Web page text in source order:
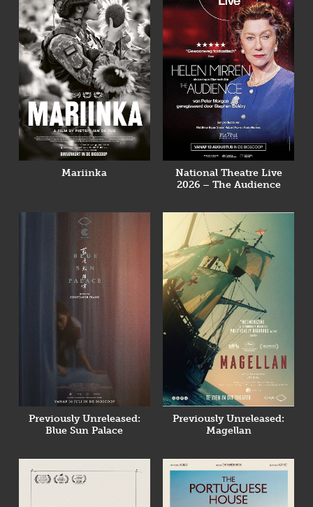
Mariinka
National Theatre Live
2026 – The Audience
Previously Unreleased:
Blue Sun Palace
Previously Unreleased:
Magellan